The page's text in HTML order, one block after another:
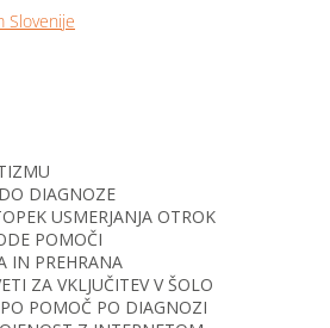
DIAGNOZE
USMERJANJA OTROK
POMOČI
IN PREHRANA
ZA VKLJUČITEV V ŠOLO
POMOČ PO DIAGNOZI